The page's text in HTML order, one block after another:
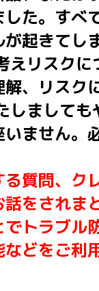
た。すべ
起きてし
えリスク
、リスク
しまして
ません。
る質問、
話をされ
トラブル
どをご利